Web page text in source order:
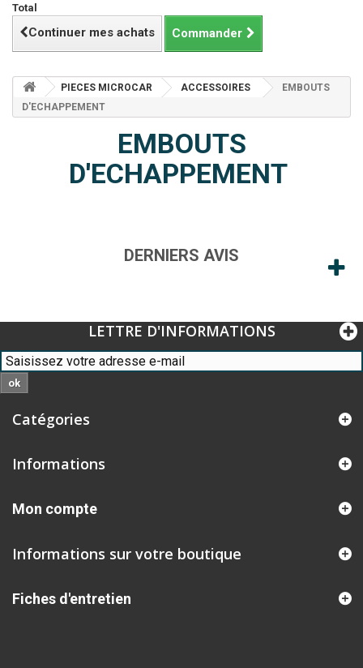
Total
Continuer mes achats Commander
PIECES MICROCAR ACCESSOIRES
EMBOUTS
D'ECHAPPEMENT
EMBOUTS
D'ECHAPPEMENT
DERNIERS AVIS
LETTRE D'INFORMATIONS
ok
Catégories
Informations
Mon compte
Informations sur votre boutique
Fiches d'entretien